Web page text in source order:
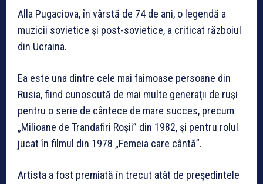
Alla Pugaciova, în vârstă de 74 de ani, o legendă a
muzicii sovietice şi post-sovietice, a criticat războiul
din Ucraina.
Ea este una dintre cele mai faimoase persoane din
Rusia, fiind cunoscută de mai multe generaţii de ruşi
pentru o serie de cântece de mare succes, precum
„Milioane de Trandafiri Roşii” din 1982, şi pentru rolul
jucat în filmul din 1978 „Femeia care cântă”.
Artista a fost premiată în trecut atât de preşedintele